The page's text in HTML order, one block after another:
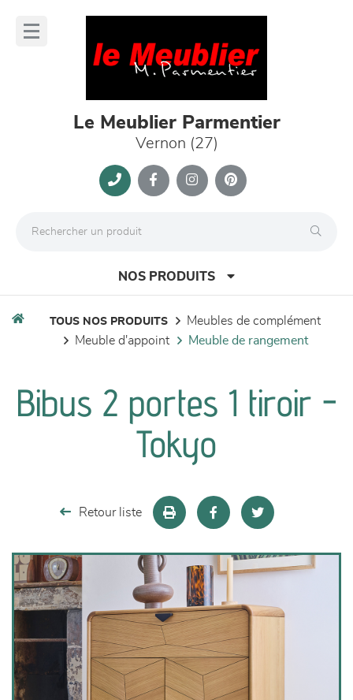
Le Meublier Parmentier
Vernon (27)
NOS PRODUITS
séjours
meubles de complément
décoration
TOUS NOS PRODUITS
meubles de complément
meuble d'appoint
meuble de rangement
Bibus 2 portes 1 tiroir -
Tokyo
Retour liste